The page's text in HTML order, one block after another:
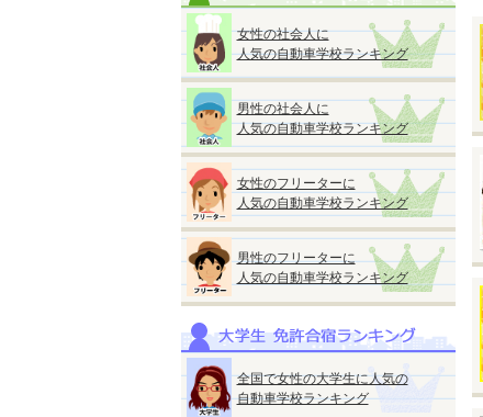
女性の社会人に
人気の自動車学校ランキング
男性の社会人に
人気の自動車学校ランキング
女性のフリーターに
人気の自動車学校ランキング
男性のフリーターに
人気の自動車学校ランキング
全国で女性の大学生に人気の
自動車学校ランキング
※